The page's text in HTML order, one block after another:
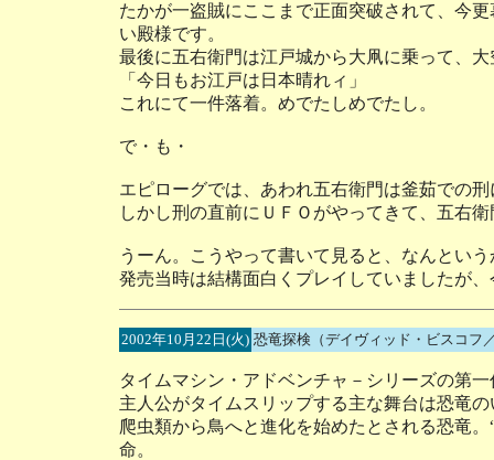
たかが一盗賊にここまで正面突破されて、今
い殿様です。
最後に五右衛門は江戸城から大凧に乗って、
「今日もお江戸は日本晴れィ」
これにて一件落着。めでたしめでたし。
で・も・
エピローグでは、あわれ五右衛門は釜茹での
しかし刑の直前にＵＦＯがやってきて、五右
うーん。こうやって書いて見ると、なんとい
発売当時は結構面白くプレイしていましたが
2002年10月22日(火) 恐竜探検（デイヴィッド・ビスコフ
タイムマシン・アドベンチャ－シリーズの第一
主人公がタイムスリップする主な舞台は恐竜
爬虫類から鳥へと進化を始めたとされる恐竜
命。